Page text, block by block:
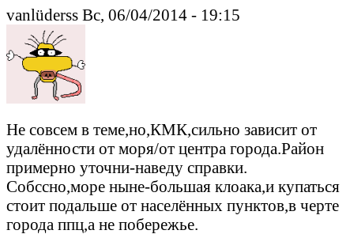
vanlüderss Вс, 06/04/2014 - 19:15
Не совсем в теме,но,КМК,сильно зависит от
удалённости от моря/от центра города.Район
примерно уточни-наведу справки.
Собссно,море ныне-большая клоака,и купаться
стоит подальше от населённых пунктов,в черте
города ппц,а не побережье.